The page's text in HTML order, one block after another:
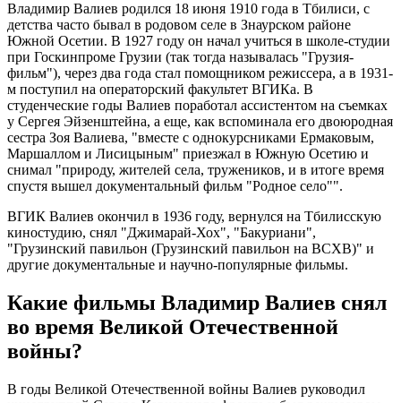
Владимир Валиев родился 18 июня 1910 года в Тбилиси, с
детства часто бывал в родовом селе в Знаурском районе
Южной Осетии. В 1927 году он начал учиться в школе-студии
при Госкинпроме Грузии (так тогда называлась "Грузия-
фильм"), через два года стал помощником режиссера, а в 1931-
м поступил на операторский факультет ВГИКа. В
студенческие годы Валиев поработал ассистентом на съемках
у Сергея Эйзенштейна, а еще, как вспоминала его двоюродная
сестра Зоя Валиева, "вместе с однокурсниками Ермаковым,
Маршаллом и Лисицыным" приезжал в Южную Осетию и
снимал "природу, жителей села, тружеников, и в итоге время
спустя вышел документальный фильм "Родное село"".
ВГИК Валиев окончил в 1936 году, вернулся на Тбилисскую
киностудию, снял "Джимарай-Хох", "Бакуриани",
"Грузинский павильон (Грузинский павильон на ВСХВ)" и
другие документальные и научно-популярные фильмы.
Какие фильмы Владимир Валиев снял
во время Великой Отечественной
войны?
В годы Великой Отечественной войны Валиев руководил